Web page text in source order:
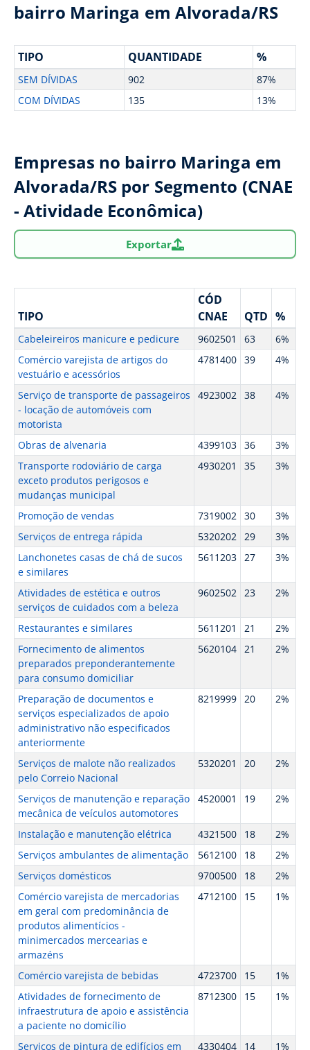
bairro Maringa em Alvorada/RS
TIPO QUANTIDADE %
SEM DÍVIDAS 902
87%
COM DÍVIDAS
135 13%
Empresas no bairro Maringa em
Alvorada/RS por Segmento (CNAE
- Atividade Econômica)
Exportar
TIPO
CÓD
CNAE
QTD %
Cabeleireiros manicure e pedicure 9602501 63
6%
Comércio varejista de artigos do
vestuário e acessórios
4781400 39 4%
Serviço de transporte de passageiros
- locação de automóveis com
motorista
4923002 38 4%
Obras de alvenaria 4399103 36
3%
Transporte rodoviário de carga
exceto produtos perigosos e
mudanças municipal
4930201 35 3%
Promoção de vendas 7319002 30
3%
Serviços de entrega rápida
5320202 29
3%
Lanchonetes casas de chá de sucos
e similares
5611203 27 3%
Atividades de estética e outros
serviços de cuidados com a beleza
9602502 23 2%
Restaurantes e similares 5611201 21
2%
Fornecimento de alimentos
preparados preponderantemente
para consumo domiciliar
5620104 21 2%
Preparação de documentos e
serviços especializados de apoio
administrativo não especificados
anteriormente
8219999 20 2%
Serviços de malote não realizados
pelo Correio Nacional
5320201 20 2%
Serviços de manutenção e reparação
mecânica de veículos automotores
4520001 19 2%
Instalação e manutenção elétrica 4321500 18
2%
Serviços ambulantes de alimentação
5612100 18
2%
Serviços domésticos
9700500 18
2%
Comércio varejista de mercadorias
em geral com predominância de
produtos alimentícios -
minimercados mercearias e
armazéns
4712100 15 1%
Comércio varejista de bebidas 4723700 15
1%
Atividades de fornecimento de
infraestrutura de apoio e assistência
a paciente no domicílio
8712300 15 1%
Serviços de pintura de edifícios em 4330404 14 1%